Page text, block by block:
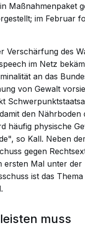
Maßnahmenpaket
im Februar
Verschärfung des
im Netz
an das
von Gewalt
den Nährboden
häufig physische
so Kall. Neben
gegen
ersten Mal unter
ist das
muss